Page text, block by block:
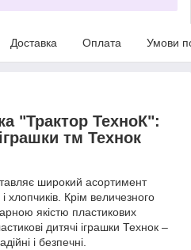
Доставка Оплата Умови
"Трактор ТехноК":
тм Технок
широкий асортимент
хлопчиків. Крім величезного
якістю пластикових
дитячі іграшки Технок –
і безпечні.